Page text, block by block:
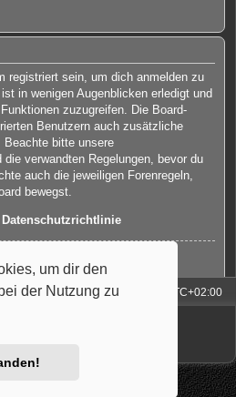
um dir den
der Nutzung zu
registriert sein, um dich anmelden zu
in wenigen Augenblicken erledigt und
zuzugreifen. Die Board-
Benutzern auch zusätzliche
Beachte bitte unsere
die verwandten Regelungen, bevor du
auch die jeweiligen Forenregeln,
bewegst.
Datenschutzrichtlinie
Alle Zeiten sind UTC+02:00